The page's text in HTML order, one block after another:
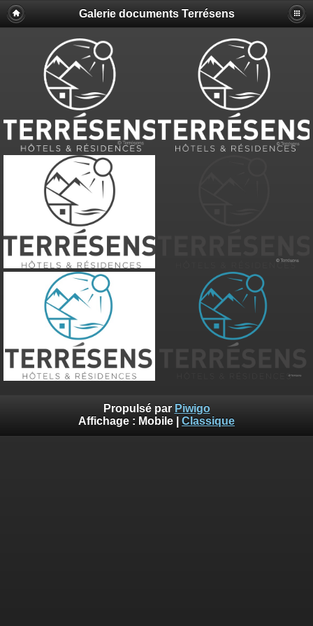
Galerie documents Terrésens
Propulsé par Piwigo
Affichage : Mobile Classique